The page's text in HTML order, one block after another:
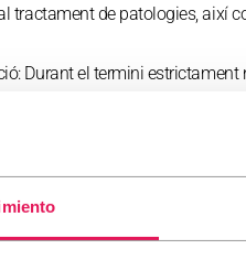
tractament de patologies, així
Durant el termini estrictament
del contracte
logístiques i entitats bancàries.